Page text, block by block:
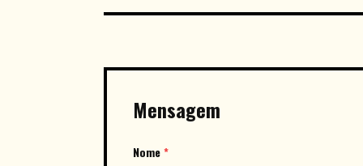
Mensagem
Nome*